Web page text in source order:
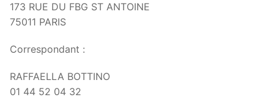
173 RUE DU FBG ST ANTOINE
75011 PARIS
Correspondant :
RAFFAELLA BOTTINO
01 44 52 04 32